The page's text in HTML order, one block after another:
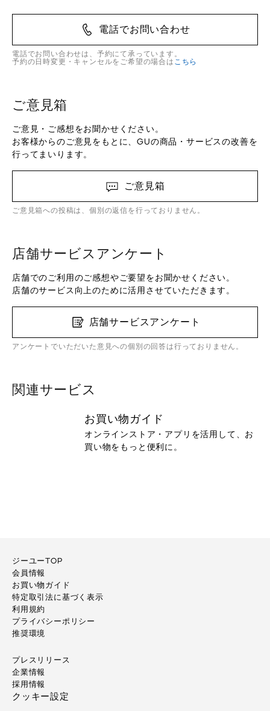
電話でお問い合わせ
電話でお問い合わせは、予約にて承っています。
予約の日時変更・キャンセルをご希望の場合は こちら
ご意見箱
ご意見・ご感想をお聞かせください。
お客様からのご意見をもとに、GUの商品・サービスの改善を
行ってまいります。
ご意見箱
ご意見箱への投稿は、個別の返信を行っておりません。
店舗サービスアンケート
店舗でのご利用のご感想やご要望をお聞かせください。
店舗のサービス向上のために活用させていただきます。
店舗サービスアンケート
アンケートでいただいた意見への個別の回答は行っておりません。
関連サービス
お買い物ガイド
オンラインストア・アプリを活用して、お
買い物をもっと便利に。
ジーユーTOP
会員情報
お買い物ガイド
特定取引法に基づく表示
利用規約
プライバシーポリシー
推奨環境
プレスリリース
企業情報
採用情報
クッキー設定